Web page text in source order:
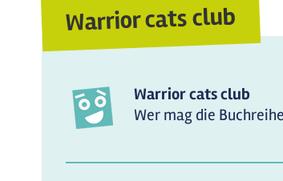
Warrior cats club
Warrior cats club
Wer mag die